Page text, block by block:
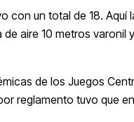
con un total de 18.
aire 10 metros varonil
de los Juegos
por reglamento tuvo que